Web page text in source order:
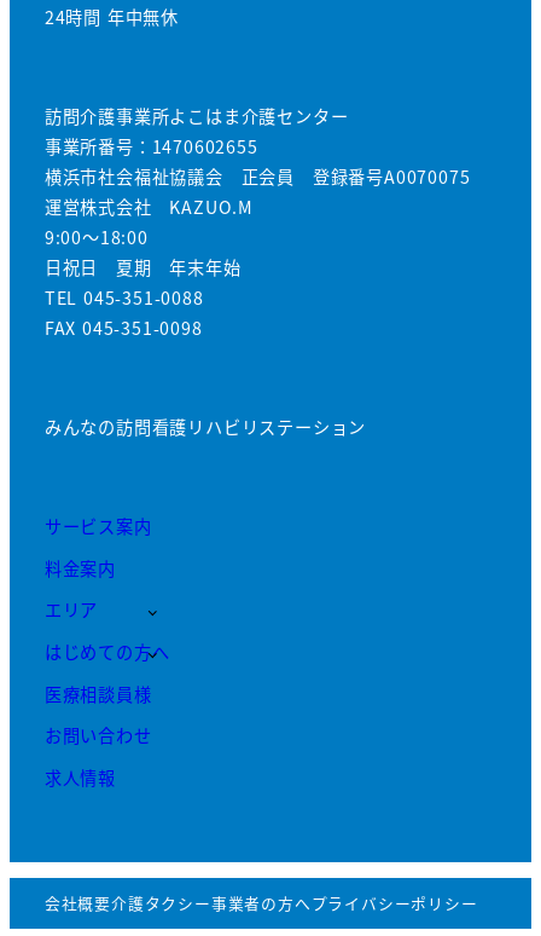
24時間 年中無休
訪問介護事業所よこはま介護センター
事業所番号：1470602655
横浜市社会福祉協議会 正会員 登録番号A0070075
運営株式会社 KAZUO.M
9:00～18:00
日祝日 夏期 年末年始
TEL 045-351-0088
FAX 045-351-0098
みんなの訪問看護リハビリステーション
サービス案内
料金案内
エリア
はじめての方へ
医療相談員様
お問い合わせ
求人情報
会社概要介護タクシー事業者の方へプライバシーポリシー